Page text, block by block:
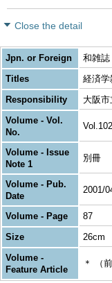
Close the detail
Jpn. or Foreign
和雑誌
Titles
経済学
Responsibility
大阪
Volume - Vol.
No.
Volume - Issue
Note 1
別冊
Volume - Pub.
Date
2001/
Volume - Page
87
Size
26cm
Volume -
Feature Article
＊ （